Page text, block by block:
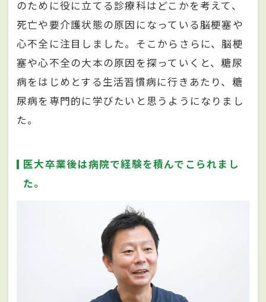
のために役に立てる診療科はどこかを考えて、
死亡や要介護状態の原因になっている脳梗塞や
心不全に注目しました。そこからさらに、脳梗
塞や心不全の大本の原因を探っていくと、糖尿
病をはじめとする生活習慣病に行きあたり、糖
尿病を専門的に学びたいと思うようになりまし
た。
医大卒業後は病院で経験を積んでこられまし
た。